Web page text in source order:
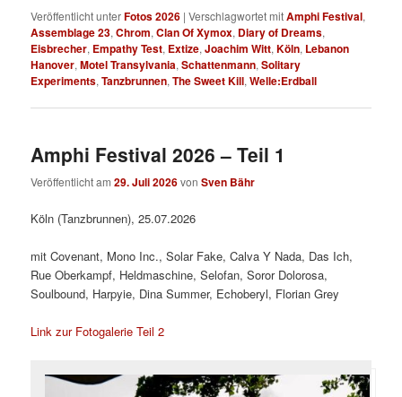
Veröffentlicht unterFotos 2026 |Verschlagwortet mitAmphi Festival,
Assemblage 23,Chrom,Clan Of Xymox, Diary of Dreams,
Eisbrecher, Empathy Test, Extize,Joachim Witt,Köln, Lebanon
Hanover,Motel Transylvania,Schattenmann,Solitary
Experiments,Tanzbrunnen,The Sweet Kill,Welle:Erdball
Amphi Festival 2026 – Teil 1
Veröffentlicht am29. Juli 2026vonSven Bähr
Köln (Tanzbrunnen), 25.07.2026
mit Covenant, Mono Inc., Solar Fake, Calva Y Nada, Das Ich,
Rue Oberkampf, Heldmaschine, Selofan, Soror Dolorosa,
Soulbound, Harpyie, Dina Summer, Echoberyl, Florian Grey
Link zur Fotogalerie Teil 2